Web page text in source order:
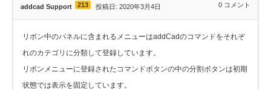
addcad Support 213 投稿日: 2020年3月4日 0 コメント
リボン中のパネルに含まれるメニューはaddCadのコマンドをそれぞ
れのカテゴリに分類して登録しています。
リボンメニューに登録されたコマンドボタンの中の分割ボタンは初期
状態では表示を固定しています。